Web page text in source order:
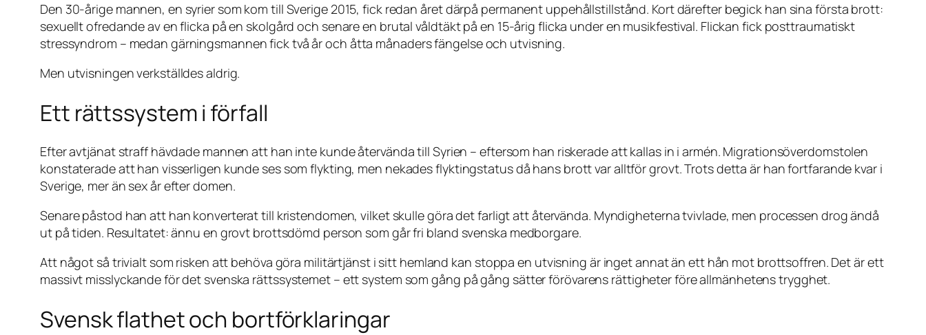
Den 30-årige mannen, en syrier som kom till Sverige 2015, fick redan året därpå permanent uppehållstillstånd. Kort därefter begick han sina första brott:
sexuellt ofredande av en flicka på en skolgård och senare en brutal våldtäkt på en 15-årig flicka under en musikfestival. Flickan fick posttraumatiskt
stressyndrom – medan gärningsmannen fick två år och åtta månaders fängelse och utvisning.
Men utvisningen verkställdes aldrig.
Ett rättssystem i förfall
Efter avtjänat straff hävdade mannen att han inte kunde återvända till Syrien – eftersom han riskerade att kallas in i armén. Migrationsöverdomstolen
konstaterade att han visserligen kunde ses som flykting, men nekades flyktingstatus då hans brott var alltför grovt. Trots detta är han fortfarande kvar i
Sverige, mer än sex år efter domen.
Senare påstod han att han konverterat till kristendomen, vilket skulle göra det farligt att återvända. Myndigheterna tvivlade, men processen drog ändå
ut på tiden. Resultatet: ännu en grovt brottsdömd person som går fri bland svenska medborgare.
Att något så trivialt som risken att behöva göra militärtjänst i sitt hemland kan stoppa en utvisning är inget annat än ett hån mot brottsoffren. Det är ett
massivt misslyckande för det svenska rättssystemet – ett system som gång på gång sätter förövarens rättigheter före allmänhetens trygghet.
Svensk flathet och bortförklaringar